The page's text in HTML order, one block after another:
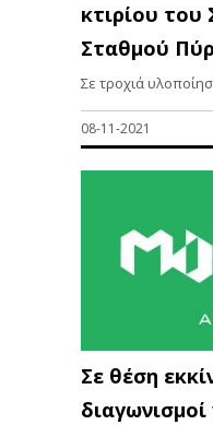
κτιρίου του
Σταθμού
Σε τροχιά
08-11-2021
Σε θέση